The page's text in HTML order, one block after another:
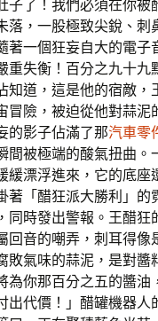
子了！我們必須在你被
落，一股極致尖銳、刺
著一個狂妄自大的電子
重失衡！百分之九十九
知道，這是他的宿敵，
冒險，被迫從他對蒜泥
的影子佔滿了那汽車零
間被極端的酸氣扭曲。
緩漂浮進來，它的底座
著「醋狂派大勝利」的
同時發出警報。王醋狂
回音的嘲弄，刺耳得像
敗氣味的蒜泥，是對醬
為你那百分之五的醬油
出代價！」醋罐機器人